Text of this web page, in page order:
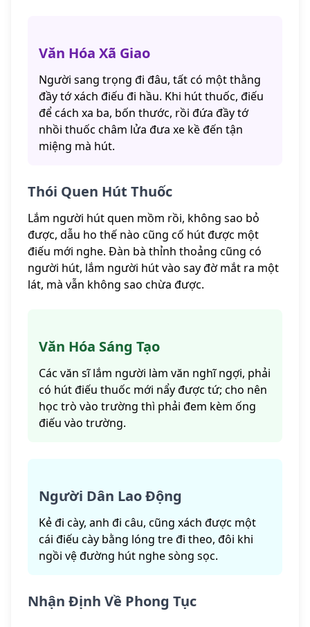
Văn Hóa Xã Giao
Người sang trọng đi đâu, tất có một thằng
đầy tớ xách điếu đi hầu. Khi hút thuốc, điếu
để cách xa ba, bốn thước, rồi đứa đầy tớ
nhồi thuốc châm lửa đưa xe kề đến tận
miệng mà hút.
Thói Quen Hút Thuốc
Lắm người hút quen mồm rồi, không sao bỏ
được, dẫu ho thế nào cũng cố hút được một
điếu mới nghe. Đàn bà thỉnh thoảng cũng có
người hút, lắm người hút vào say đờ mắt ra một
lát, mà vẫn không sao chừa được.
Văn Hóa Sáng Tạo
Các văn sĩ lắm người làm văn nghĩ ngợi, phải
có hút điếu thuốc mới nẩy được tứ; cho nên
học trò vào trường thì phải đem kèm ống
điếu vào trường.
Người Dân Lao Động
Kẻ đi cày, anh đi câu, cũng xách được một
cái điếu cày bằng lóng tre đi theo, đôi khi
ngồi vệ đường hút nghe sòng sọc.
Nhận Định Về Phong Tục